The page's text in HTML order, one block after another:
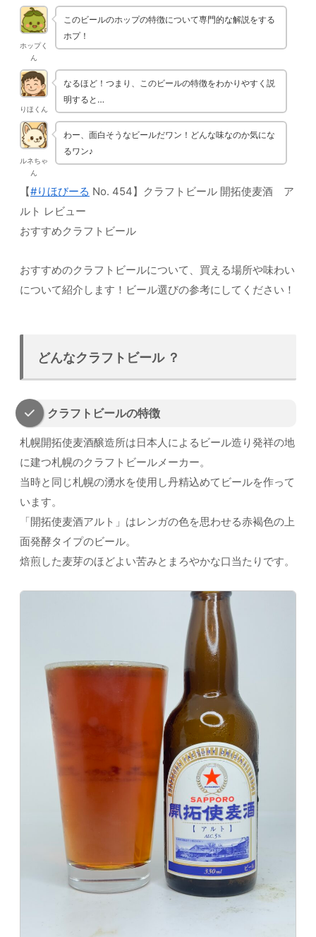
ホップく
ん
このビールのホップの特徴について専門的な解説をする
ホプ！
りほくん
なるほど！つまり、このビールの特徴をわかりやすく説
明すると…
ルネちゃ
ん
わー、面白そうなビールだワン！どんな味なのか気にな
るワン♪
【#りほびーる No. 454】クラフトビール 開拓使麦酒 ア
ルト レビュー
おすすめクラフトビール
おすすめのクラフトビールについて、買える場所や味わい
について紹介します！ビール選びの参考にしてください！
どんなクラフトビール ？
クラフトビールの特徴
札幌開拓使麦酒醸造所は日本人によるビール造り発祥の地
に建つ札幌のクラフトビールメーカー。
当時と同じ札幌の湧水を使用し丹精込めてビールを作って
います。
「開拓使麦酒アルト」はレンガの色を思わせる赤褐色の上
面発酵タイプのビール。
焙煎した麦芽のほどよい苦みとまろやかな口当たりです。